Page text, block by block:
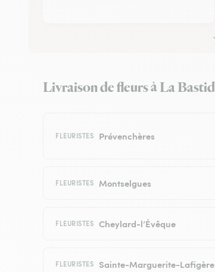
Livraison de fleurs à La
FLEURISTES Prévenchères
FLEURISTES Montselgues
FLEURISTES Cheylard-l’Évêque
FLEURISTES Sainte-Marguerite-Lafigère